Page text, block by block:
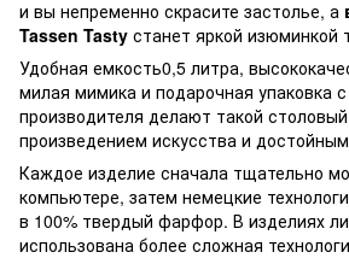
и вы непременно скрасите застолье, а
Tassen Tasty станет яркой изюминкой
Удобная емкость0,5 литра,
милая мимика и подарочная упаковка
производителя делают такой
произведением искусства и
Каждое изделие сначала тщательно
компьютере, затем немецкие
в 100% твердый фарфор. В изделиях
использована более сложная